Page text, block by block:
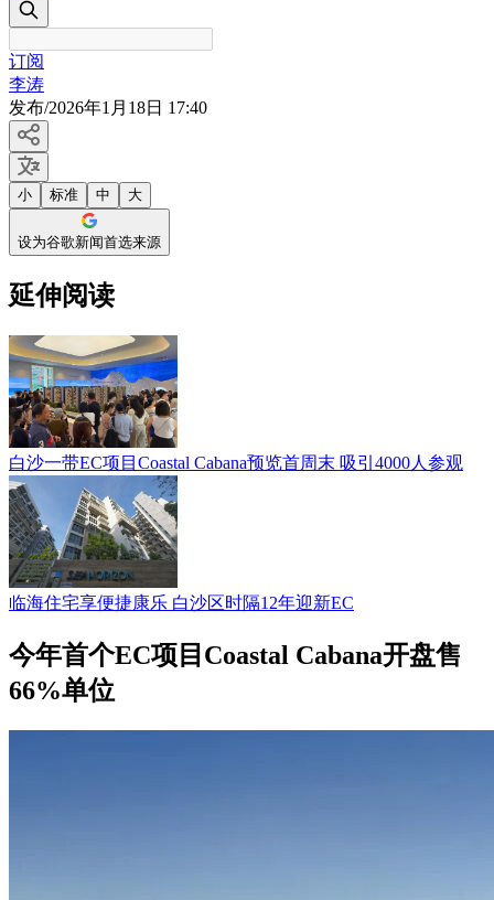
订阅
李涛
发布/2026年1月18日 17:40
小 标准 中 大
设为谷歌新闻首选来源
延伸阅读
白沙一带EC项目Coastal Cabana预览首周末 吸引4000人参观
临海住宅享便捷康乐 白沙区时隔12年迎新EC
今年首个EC项目Coastal Cabana开盘售
66%单位